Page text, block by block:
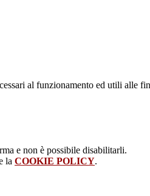
al funzionamento ed utili alle
e non è possibile disabilitarli.
la COOKIE POLICY.